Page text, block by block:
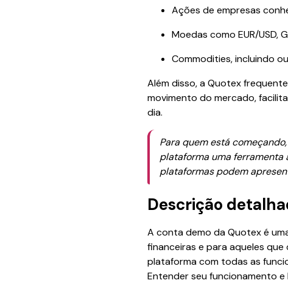
Ações de empresas
Moedas como EUR/USD,
Commodities, incluindo
Além disso, a Quotex
movimento do mercado,
dia.
Para quem está
plataforma uma ferramenta
plataformas podem
Descrição
A conta demo da Quotex é
financeiras e para aqueles
plataforma com todas as
Entender seu funcionamento